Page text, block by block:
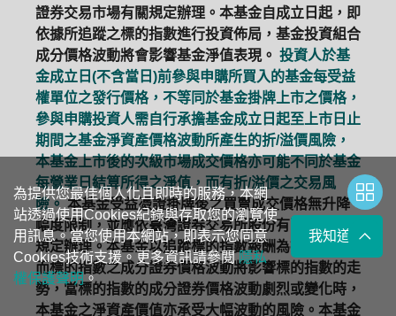
證券交易市場有關規定辦理。本基金自成立日起，即
依據所追蹤之標的指數進行投資佈局，基金投資組合
成分價格波動將會影響基金淨值表現。 投資人於基
金成立日(不含當日)前參與申購所買入的基金每受益
權單位之發行價格，不等同於基金掛牌上市之價格，
參與申購投資人需自行承擔基金成立日起至上市日止
期間之基金淨資產價格波動所產生的折/溢價風險，
本基金上市後的次級市場成交價格亦可能不同於基金
每營業日結算所得之淨值，而有折/溢價之交易風
險。本基金受益憑證掛牌後之買賣成交價格無升降
幅度限制，並應依臺灣證券交易所股份有限公司有關
規定辦理。本基金以追蹤標的指數報酬為操作目標，
而標的指數之成分證券價格波動將影響標的指數的走
勢，當標的指數的成分證券價格波動劇烈或變化時，
本基金之淨資產價值亦承受大幅波動的風險。本基金
為提供您最佳個人化且即時的服務，本網
站透過使用Cookies紀錄與存取您的瀏覽使
用訊息。當您使用本網站，即表示您同意
Cookies技術支援。更多資訊請參閱隱私
權保護聲明。
我知道了